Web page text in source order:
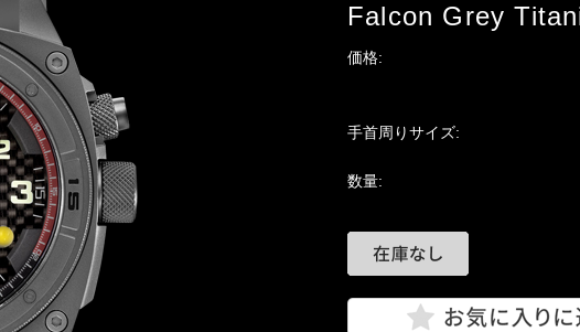
Falcon Grey
価格:
手首周りサイズ:
数量: